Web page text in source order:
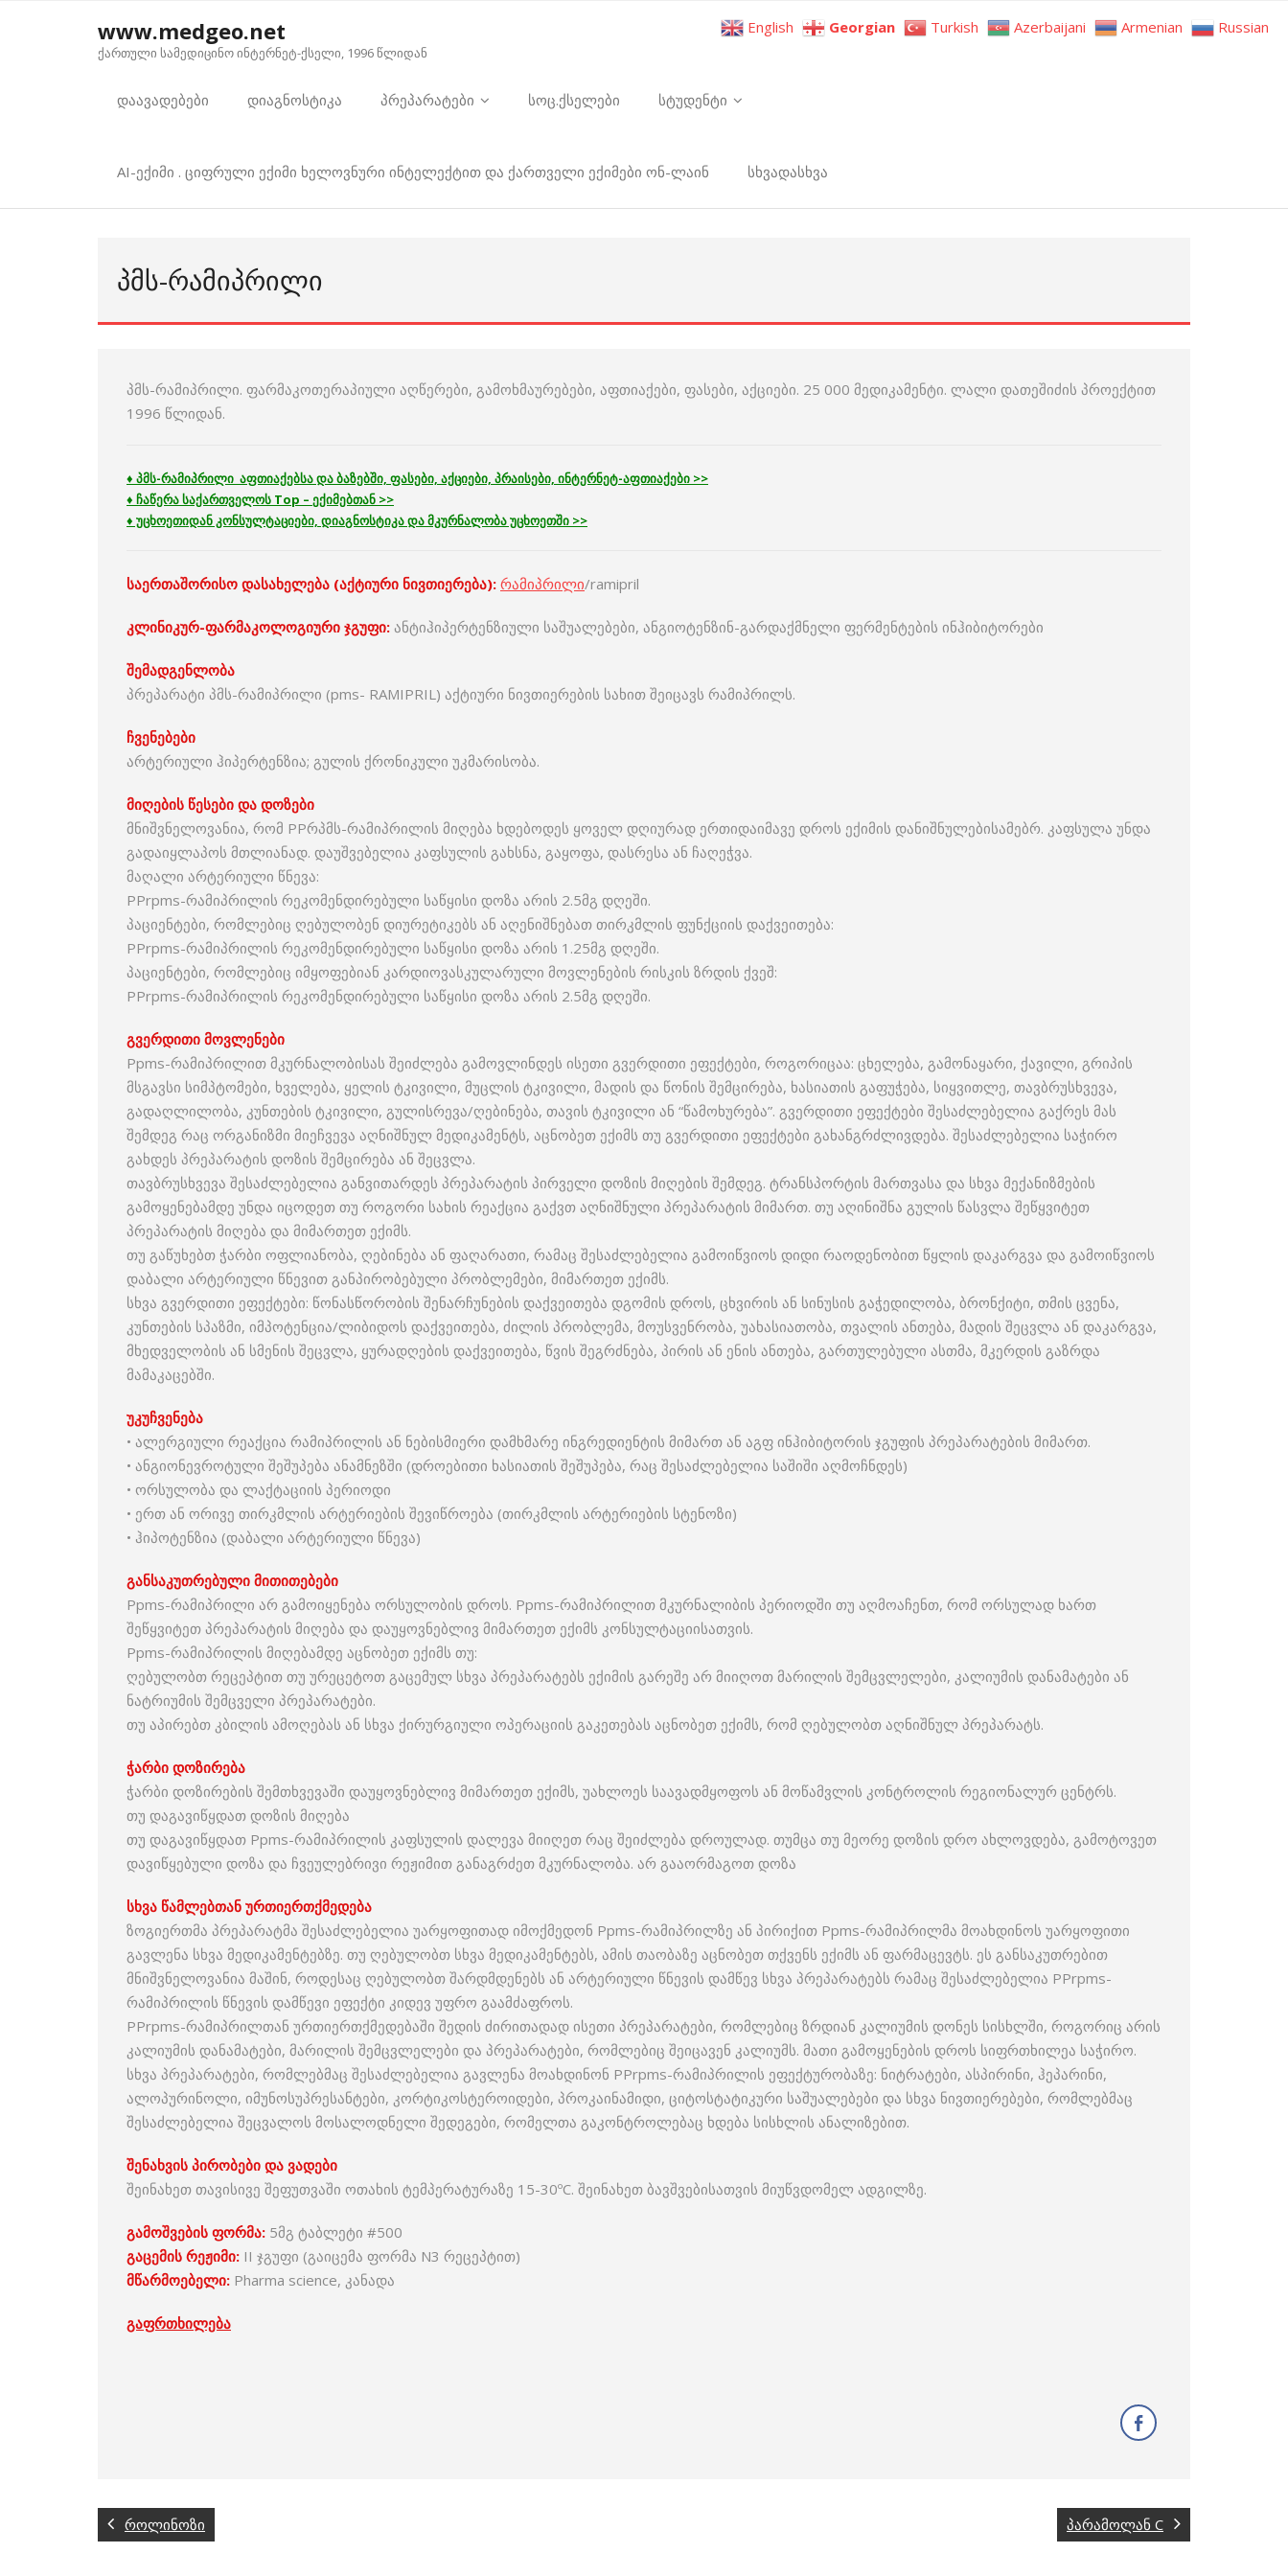
www.medgeo.net
ქართული სამედიცინო ინტერნეტ-ქსელი, 1996 წლიდან
დაავადებები დიაგნოსტიკა პრეპარატები სოც.ქსელები სტუდენტი
AI-ექიმი . ციფრული ექიმი ხელოვნური ინტელექტით და ქართველი ექიმები ონ-ლაინ სხვადასხვა
ᲞᲛᲡ-ᲠᲐᲛᲘᲞᲠᲘᲚᲘ
პმს-რამიპრილი. ფარმაკოთერაპიული აღწერები, გამოხმაურებები, აფთიაქები, ფასები, აქციები. 25 000 მედიკამენტი. ლალი დათეშიძის პროექტით
1996 წლიდან.
♦ პმს-რამიპრილი აფთიაქებსა და ბაზებში, ფასები, აქციები, პრაისები, ინტერნეტ-აფთიაქები >>
♦ ჩაწერა საქართველოს Top – ექიმებთან >>
♦ უცხოეთიდან კონსულტაციები, დიაგნოსტიკა და მკურნალობა უცხოეთში >>
საერთაშორისო დასახელება (აქტიური ნივთიერება): რამიპრილი/ramipril
კლინიკურ-ფარმაკოლოგიური ჯგუფი: ანტიჰიპერტენზიული საშუალებები, ანგიოტენზინ-გარდაქმნელი ფერმენტების ინჰიბიტორები
შემადგენლობა
პრეპარატი პმს-რამიპრილი (pms- RAMIPRIL) აქტიური ნივთიერების სახით შეიცავს რამიპრილს.
ჩვენებები
არტერიული ჰიპერტენზია; გულის ქრონიკული უკმარისობა.
მიღების წესები და დოზები
მნიშვნელოვანია, რომ PPრპმს-რამიპრილის მიღება ხდებოდეს ყოველ დღიურად ერთიდაიმავე დროს ექიმის დანიშნულებისამებრ. კაფსულა უნდა
გადაიყლაპოს მთლიანად. დაუშვებელია კაფსულის გახსნა, გაყოფა, დასრესა ან ჩაღეჭვა.
მაღალი არტერიული წნევა:
PPrpms-რამიპრილის რეკომენდირებული საწყისი დოზა არის 2.5მგ დღეში.
პაციენტები, რომლებიც ღებულობენ დიურეტიკებს ან აღენიშნებათ თირკმლის ფუნქციის დაქვეითება:
PPrpms-რამიპრილის რეკომენდირებული საწყისი დოზა არის 1.25მგ დღეში.
პაციენტები, რომლებიც იმყოფებიან კარდიოვასკულარული მოვლენების რისკის ზრდის ქვეშ:
PPrpms-რამიპრილის რეკომენდირებული საწყისი დოზა არის 2.5მგ დღეში.
გვერდითი მოვლენები
Ppms-რამიპრილით მკურნალობისას შეიძლება გამოვლინდეს ისეთი გვერდითი ეფექტები, როგორიცაა: ცხელება, გამონაყარი, ქავილი, გრიპის
მსგავსი სიმპტომები, ხველება, ყელის ტკივილი, მუცლის ტკივილი, მადის და წონის შემცირება, ხასიათის გაფუჭება, სიყვითლე, თავბრუსხვევა,
გადაღლილობა, კუნთების ტკივილი, გულისრევა/ღებინება, თავის ტკივილი ან “წამოხურება”. გვერდითი ეფექტები შესაძლებელია გაქრეს მას
შემდეგ რაც ორგანიზმი მიეჩვევა აღნიშნულ მედიკამენტს, აცნობეთ ექიმს თუ გვერდითი ეფექტები გახანგრძლივდება. შესაძლებელია საჭირო
გახდეს პრეპარატის დოზის შემცირება ან შეცვლა.
თავბრუსხვევა შესაძლებელია განვითარდეს პრეპარატის პირველი დოზის მიღების შემდეგ. ტრანსპორტის მართვასა და სხვა მექანიზმების
გამოყენებამდე უნდა იცოდეთ თუ როგორი სახის რეაქცია გაქვთ აღნიშნული პრეპარატის მიმართ. თუ აღინიშნა გულის წასვლა შეწყვიტეთ
პრეპარატის მიღება და მიმართეთ ექიმს.
თუ გაწუხებთ ჭარბი ოფლიანობა, ღებინება ან ფაღარათი, რამაც შესაძლებელია გამოიწვიოს დიდი რაოდენობით წყლის დაკარგვა და გამოიწვიოს
დაბალი არტერიული წნევით განპირობებული პრობლემები, მიმართეთ ექიმს.
სხვა გვერდითი ეფექტები: წონასწორობის შენარჩუნების დაქვეითება დგომის დროს, ცხვირის ან სინუსის გაჭედილობა, ბრონქიტი, თმის ცვენა,
კუნთების სპაზმი, იმპოტენცია/ლიბიდოს დაქვეითება, ძილის პრობლემა, მოუსვენრობა, უახასიათობა, თვალის ანთება, მადის შეცვლა ან დაკარგვა,
მხედველობის ან სმენის შეცვლა, ყურადღების დაქვეითება, წვის შეგრძნება, პირის ან ენის ანთება, გართულებული ასთმა, მკერდის გაზრდა
მამაკაცებში.
უკუჩვენება
• ალერგიული რეაქცია რამიპრილის ან ნებისმიერი დამხმარე ინგრედიენტის მიმართ ან აგფ ინჰიბიტორის ჯგუფის პრეპარატების მიმართ.
• ანგიონევროტული შეშუპება ანამნეზში (დროებითი ხასიათის შეშუპება, რაც შესაძლებელია საშიში აღმოჩნდეს)
• ორსულობა და ლაქტაციის პერიოდი
• ერთ ან ორივე თირკმლის არტერიების შევიწროება (თირკმლის არტერიების სტენოზი)
• ჰიპოტენზია (დაბალი არტერიული წნევა)
განსაკუთრებული მითითებები
Ppms-რამიპრილი არ გამოიყენება ორსულობის დროს. Ppms-რამიპრილით მკურნალიბის პერიოდში თუ აღმოაჩენთ, რომ ორსულად ხართ
შეწყვიტეთ პრეპარატის მიღება და დაუყოვნებლივ მიმართეთ ექიმს კონსულტაციისათვის.
Ppms-რამიპრილის მიღებამდე აცნობეთ ექიმს თუ:
ღებულობთ რეცეპტით თუ ურეცეტოთ გაცემულ სხვა პრეპარატებს ექიმის გარეშე არ მიიღოთ მარილის შემცვლელები, კალიუმის დანამატები ან
ნატრიუმის შემცველი პრეპარატები.
თუ აპირებთ კბილის ამოღებას ან სხვა ქირურგიული ოპერაციის გაკეთებას აცნობეთ ექიმს, რომ ღებულობთ აღნიშნულ პრეპარატს.
ჭარბი დოზირება
ჭარბი დოზირების შემთხვევაში დაუყოვნებლივ მიმართეთ ექიმს, უახლოეს საავადმყოფოს ან მოწამვლის კონტროლის რეგიონალურ ცენტრს.
თუ დაგავიწყდათ დოზის მიღება
თუ დაგავიწყდათ Ppms-რამიპრილის კაფსულის დალევა მიიღეთ რაც შეიძლება დროულად. თუმცა თუ მეორე დოზის დრო ახლოვდება, გამოტოვეთ
დავიწყებული დოზა და ჩვეულებრივი რეჟიმით განაგრძეთ მკურნალობა. არ გააორმაგოთ დოზა
სხვა წამლებთან ურთიერთქმედება
ზოგიერთმა პრეპარატმა შესაძლებელია უარყოფითად იმოქმედონ Ppms-რამიპრილზე ან პირიქით Ppms-რამიპრილმა მოახდინოს უარყოფითი
გავლენა სხვა მედიკამენტებზე. თუ ღებულობთ სხვა მედიკამენტებს, ამის თაობაზე აცნობეთ თქვენს ექიმს ან ფარმაცევტს. ეს განსაკუთრებით
მნიშვნელოვანია მაშინ, როდესაც ღებულობთ შარდმდენებს ან არტერიული წნევის დამწევ სხვა პრეპარატებს რამაც შესაძლებელია PPrpms-
რამიპრილის წნევის დამწევი ეფექტი კიდევ უფრო გაამძაფროს.
PPrpms-რამიპრილთან ურთიერთქმედებაში შედის ძირითადად ისეთი პრეპარატები, რომლებიც ზრდიან კალიუმის დონეს სისხლში, როგორიც არის
კალიუმის დანამატები, მარილის შემცვლელები და პრეპარატები, რომლებიც შეიცავენ კალიუმს. მათი გამოყენების დროს სიფრთხილეა საჭირო.
სხვა პრეპარატები, რომლებმაც შესაძლებელია გავლენა მოახდინონ PPrpms-რამიპრილის ეფექტურობაზე: ნიტრატები, ასპირინი, ჰეპარინი,
ალოპურინოლი, იმუნოსუპრესანტები, კორტიკოსტეროიდები, პროკაინამიდი, ციტოსტატიკური საშუალებები და სხვა ნივთიერებები, რომლებმაც
შესაძლებელია შეცვალოს მოსალოდნელი შედეგები, რომელთა გაკონტროლებაც ხდება სისხლის ანალიზებით.
შენახვის პირობები და ვადები
შეინახეთ თავისივე შეფუთვაში ოთახის ტემპერატურაზე 15-30ºC. შეინახეთ ბავშვებისათვის მიუწვდომელ ადგილზე.
გამოშვების ფორმა: 5მგ ტაბლეტი #500
გაცემის რეჟიმი: II ჯგუფი (გაიცემა ფორმა N3 რეცეპტით)
მწარმოებელი: Pharma science, კანადა
გაფრთხილება
როლინოზი პარამოლან C
English Georgian Turkish Azerbaijani Armenian Russian